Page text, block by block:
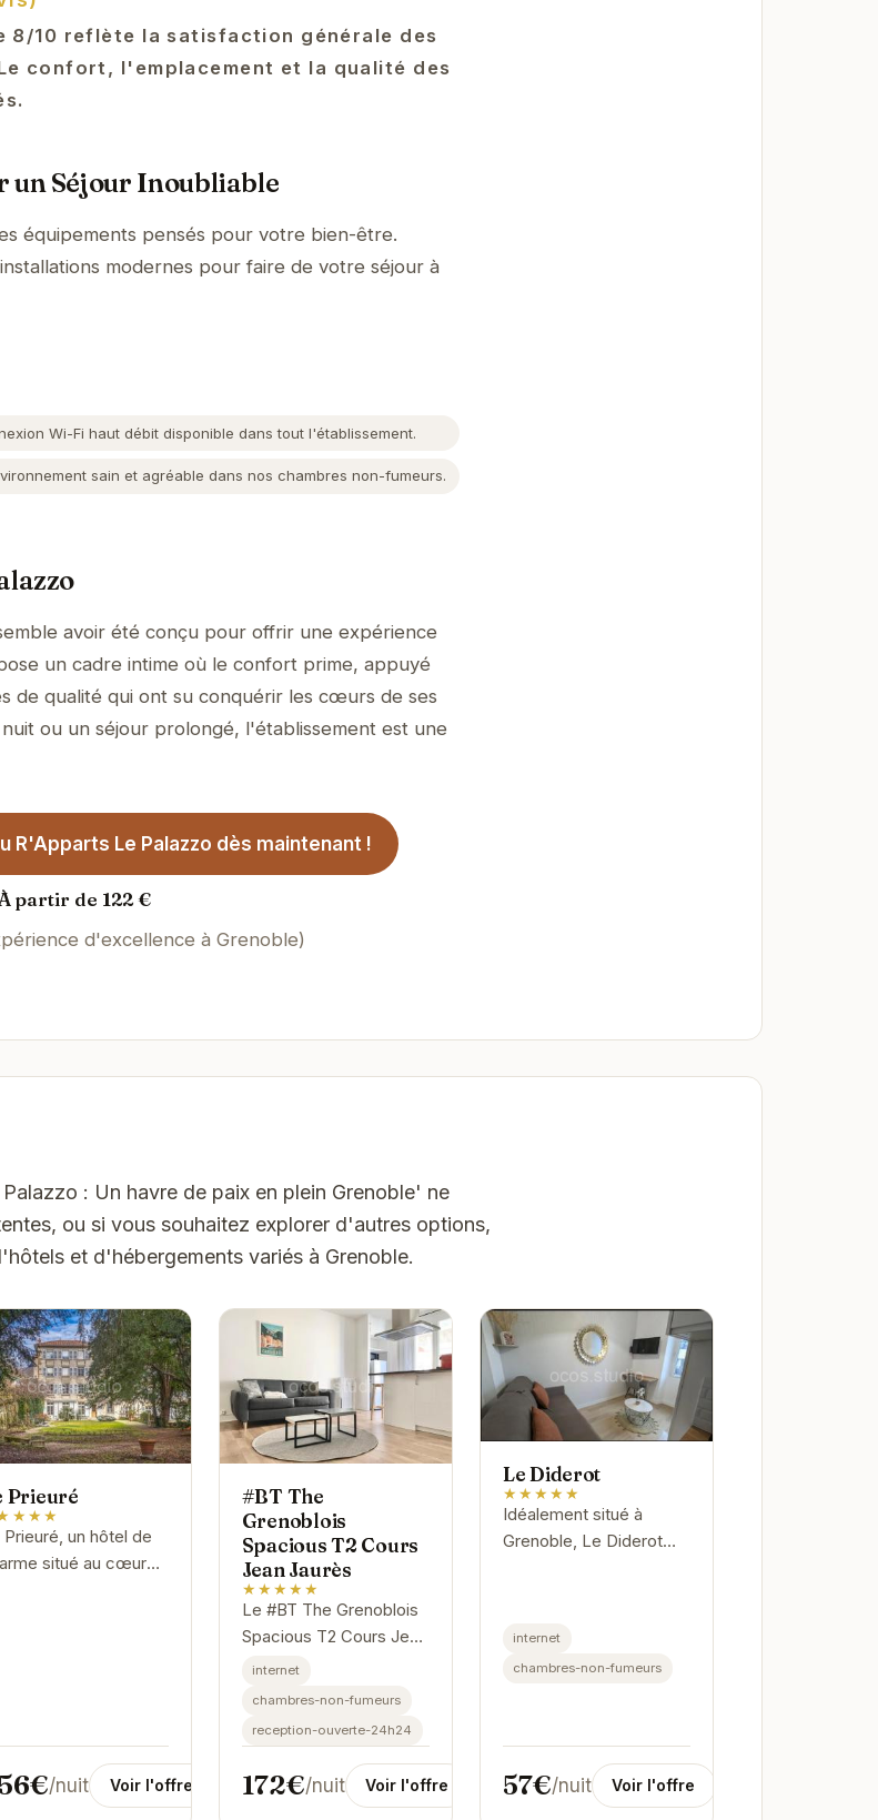
8/10 reflète la satisfaction générale des
confort, l'emplacement et la qualité des
un Séjour Inoubliable
équipements pensés pour votre bien-être.
modernes pour faire de votre séjour à
Wi-Fi haut débit disponible dans tout l'établissement.
sain et agréable dans nos chambres non-fumeurs.
avoir été conçu pour offrir une expérience
un cadre intime où le confort prime, appuyé
de qualité qui ont su conquérir les cœurs de ses
ou un séjour prolongé, l'établissement est une
R'Apparts Le Palazzo dès maintenant !
partir de 122 €
d'excellence à Grenoble)
: Un havre de paix en plein Grenoble' ne
ou si vous souhaitez explorer d'autres options,
et d'hébergements variés à Grenoble.
Prieuré
Prieuré, un hôtel de
situé au cœur
/nuit Voir l'offre
#BT The
Grenoblois
Spacious T2 Cours
Jean Jaurès
★★★★★
Le #BT The Grenoblois
Spacious T2 Cours Jean
Jaurès est un
plein cœur de Grenoble.
internet
chambres-non-fumeurs
reception-ouverte-24h24
172€/nuit Voir l'offre
Le Diderot
★★★★★
Idéalement situé à
Grenoble, Le Diderot
emplacement privilégié
permet d'accéder...
internet
chambres-non-fumeurs
57€/nuit Voir l'offre